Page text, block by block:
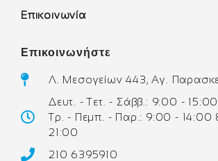
Επικοινωνία
Επικοινωνήστε
Λ. Μεσογείων 443, Αγ.
Δευτ. - Τετ. - Σάββ.: 9:00 - 15:00
Τρ. - Πεμπ. - Παρ.: 9:00 - 14:00
21:00
210 6395910